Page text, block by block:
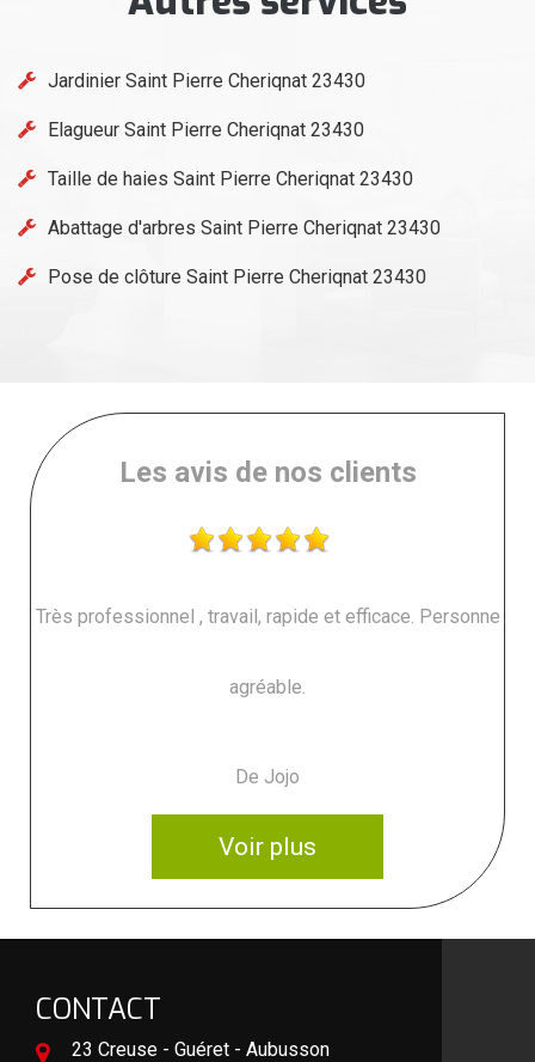
Jardinier Saint Pierre Cheriqnat 23430
Elagueur Saint Pierre Cheriqnat 23430
Taille de haies Saint Pierre Cheriqnat 23430
Abattage d'arbres Saint Pierre Cheriqnat 23430
Pose de clôture Saint Pierre Cheriqnat 23430
Les avis de nos clients
Très professionnel , travail, rapide et efficace. Personne
agréable.
De Jojo
Voir plus
CONTACT
23 Creuse - Guéret - Aubusson